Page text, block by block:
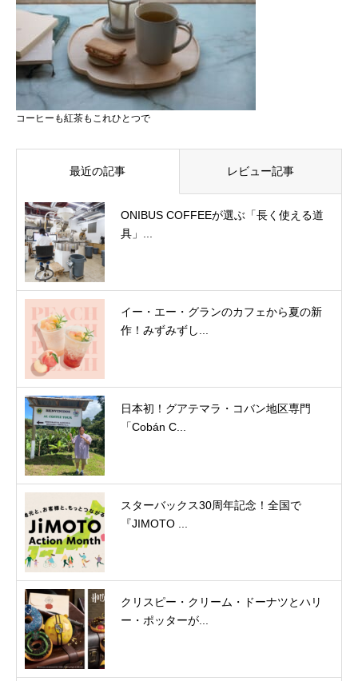
コーヒーも紅茶もこれひとつで
最近の記事 レビュー記事
ONIBUS COFFEEが選ぶ「長く使える道
具」...
イー・エー・グランのカフェから夏の新
作！みずみずし...
日本初！グアテマラ・コバン地区専門
「Cobán C...
スターバックス30周年記念！全国で
『JIMOTO ...
クリスピー・クリーム・ドーナツとハリ
ー・ポッターが...